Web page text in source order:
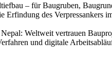
– für Baugruben,
des Verpressankers
Weltweit vertrauen
und digitale